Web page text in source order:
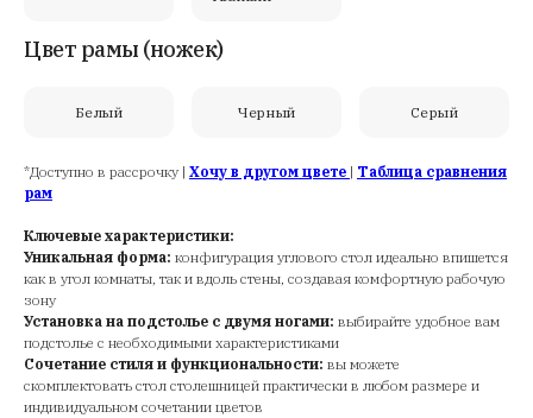
Цвет рамы (ножек)
Белый Черный Серый
*Доступно в рассрочку | Хочу в другом цвете | Таблица сравнения
рам
Ключевые характеристики:
Уникальная форма: конфигурация углового стол идеально впишется
как в угол комнаты, так и вдоль стены, создавая комфортную рабочую
зону
Установка на подстолье с двумя ногами: выбирайте удобное вам
подстолье с необходимыми характеристиками
Сочетание стиля и функциональности: вы можете
скомплектовать стол столешницей практически в любом размере и
индивидуальном сочетании цветов